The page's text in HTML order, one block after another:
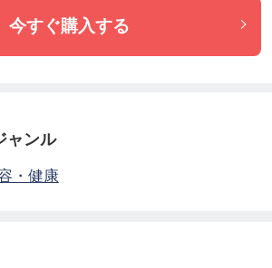
ら、質感・色・ボリュームのす
今すぐ購入する
ャンル
・健康